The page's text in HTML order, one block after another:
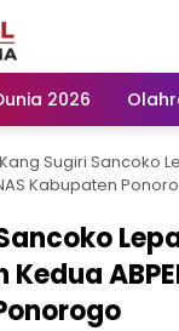
2026
Kang Sugiri Sancoko
Kabupaten